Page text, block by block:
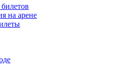
на арене